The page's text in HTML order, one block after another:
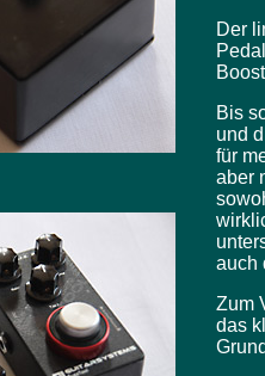
Der
Bis
und
für
aber
auch
Zum
das